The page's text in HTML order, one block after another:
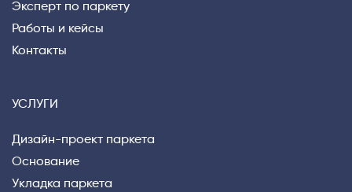
Эксперт по паркету
Работы и кейсы
Контакты
УСЛУГИ
Дизайн-проект паркета
Основание
Укладка паркета